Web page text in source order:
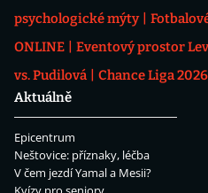
psychologické mýty
ONLINE
Eventový prostor
vs. Pudilová
Chance Liga
Aktuálně
Epicentrum
Neštovice: příznaky, léčba
V čem jezdí Yamal a Mesii?